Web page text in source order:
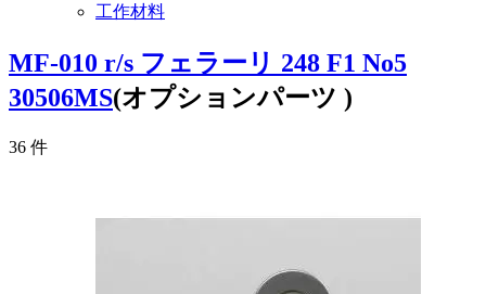
工作材料
MF-010 r/s フェラーリ 248 F1 No5
30506MS(オプションパーツ )
36 件